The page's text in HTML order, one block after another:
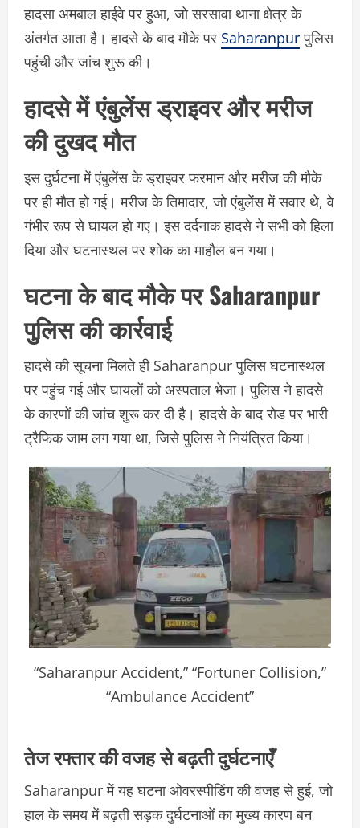
हादसा अमबाल हाईवे पर हुआ, जो सरसावा थाना क्षेत्र के
अंतर्गत आता है। हादसे के बाद मौके पर Saharanpurपुलिस
पहुंची और जांच शुरू की।
हादसे में एंबुलेंस ड्राइवर और मरीज
की दुखद मौत
इस दुर्घटना में एंबुलेंस के ड्राइवर फरमान और मरीज की मौके
पर ही मौत हो गई। मरीज के तिमादार, जो एंबुलेंस में सवार थे, वे
गंभीर रूप से घायल हो गए। इस दर्दनाक हादसे ने सभी को हिला
दिया और घटनास्थल पर शोक का माहौल बन गया।
घटना के बाद मौके पर Saharanpur
पुलिस की कार्रवाई
हादसे की सूचना मिलते ही Saharanpur पुलिस घटनास्थल
पर पहुंच गई और घायलों को अस्पताल भेजा। पुलिस ने हादसे
के कारणों की जांच शुरू कर दी है। हादसे के बाद रोड पर भारी
ट्रैफिक जाम लग गया था, जिसे पुलिस ने नियंत्रित किया।
“Saharanpur Accident,” “Fortuner Collision,”
“Ambulance Accident”
तेज रफ्तार की वजह से बढ़ती दुर्घटनाएँ
Saharanpur में यह घटना ओवरस्पीडिंग की वजह से हुई, जो
हाल के समय में बढ़ती सड़क दुर्घटनाओं का मुख्य कारण बन